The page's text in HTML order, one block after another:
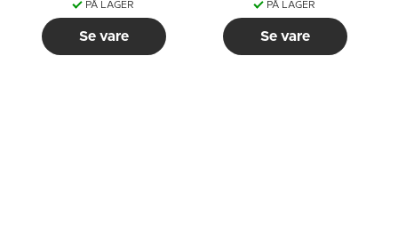
PÅ LAGER
Se vare
PÅ LAGER
Se vare